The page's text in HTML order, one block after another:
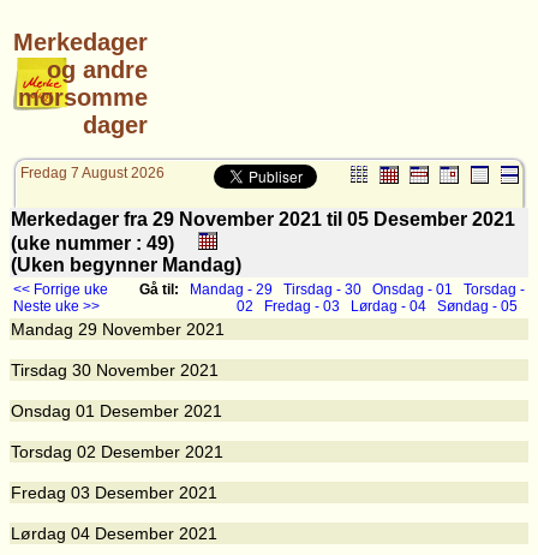
Merkedager
og andre
morsomme
dager
Fredag 7 August 2026
Merkedager fra 29 November 2021 til 05 Desember 2021
(uke nummer : 49)
(Uken begynner Mandag)
<< Forrige uke
Neste uke >>
Gå til: Mandag - 29 Tirsdag - 30 Onsdag - 01
Torsdag -
02
Fredag - 03 Lørdag - 04 Søndag - 05
Mandag 29 November 2021
Tirsdag 30 November 2021
Onsdag 01 Desember 2021
Torsdag 02 Desember 2021
Fredag 03 Desember 2021
Lørdag 04 Desember 2021